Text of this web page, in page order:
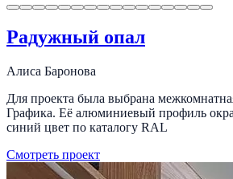
Радужный опал
Алиса Баронова
Для проекта была выбрана
Графика. Её алюминиевый профиль
синий цвет по каталогу RAL
Смотреть проект